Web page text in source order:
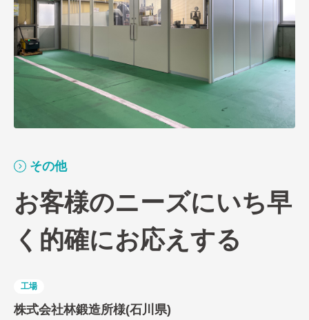
その他
お客様のニーズにいち早
く的確にお応えする
工場
株式会社林鍛造所様(石川県)